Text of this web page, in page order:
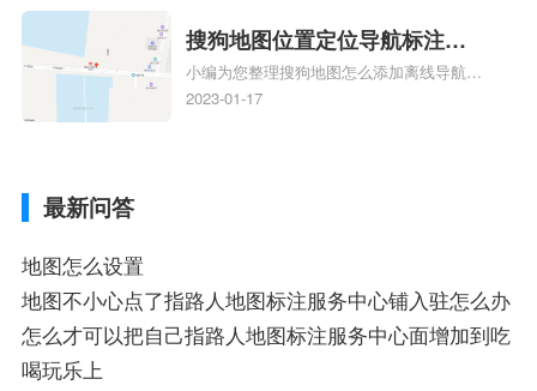
添加企业、地图如何添加企业相关地图标注
知识，详情可查看下方正文！
搜狗地图位置定位导航标注？
搜狗地图位置定位,导航,标注？
小编为您整理搜狗地图怎么添加离线导航搜
狗地图离线导航怎么用、搜狗地图导航卫星
2023-01-17
最新问答
地图怎么设置
地图不小心点了指路人地图标注服务中心铺入驻怎么办
怎么才可以把自己指路人地图标注服务中心面增加到吃
喝玩乐上